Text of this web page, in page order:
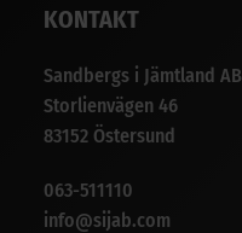
KONTAKT
Sandbergs i Jämtland AB
Storlienvägen 46
83152 Östersund
063-511110
info@sijab.com